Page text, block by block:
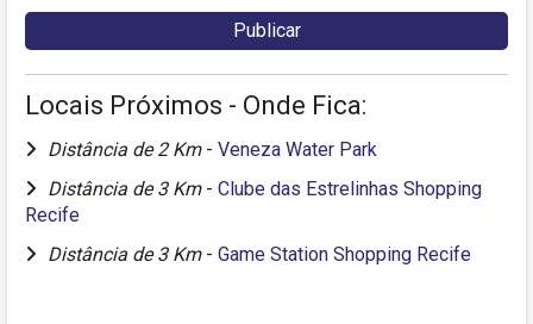
Locais Próximos - Onde Fica:
Distância de 2 Km - Veneza Water Park
Distância de 3 Km - Clube das Estrelinhas Shopping
Recife
Distância de 3 Km - Game Station Shopping Recife